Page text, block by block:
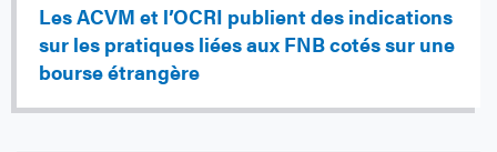
Les ACVM et l’OCRI publient des indications
sur les pratiques liées aux FNB cotés sur une
bourse étrangère